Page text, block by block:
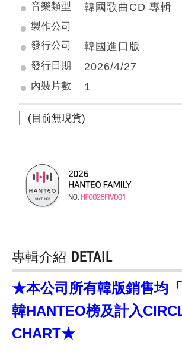
音樂類型 韓國歌曲CD 專輯
製作公司
發行公司
韓國進口版
發行日期 2026/4/27
內裝片數 1
(目前無現貨)
專輯介紹 DETAIL
★本公司所有韓版銷售均
韓HANTEO榜及計入
CHART★